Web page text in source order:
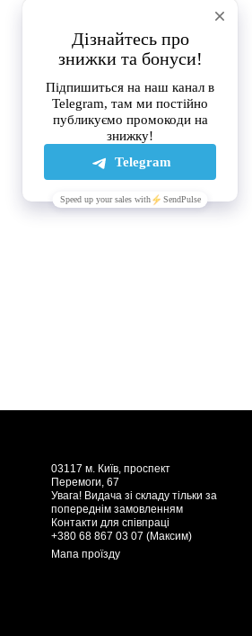
03117 м. Київ, проспект
Перемоги, 67
Увага! Видача зі складу тільки за
попереднім замовленням
Контакти для співпраці
+380 68 867 03 07 (Максим)
Мапа проїзду